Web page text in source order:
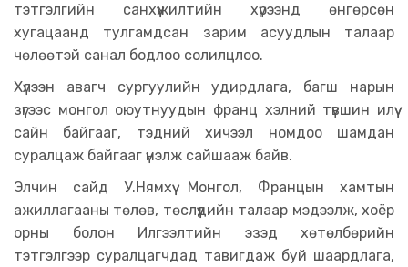
тэтгэлгийн санхүүжилтийн хүрээнд өнгөрсөн
хугацаанд тулгамдсан зарим асуудлын талаар
чөлөөтэй санал бодлоо солилцлоо.
Хүлээн авагч сургуулийн удирдлага, багш нарын
зүгээс монгол оюутнуудын франц хэлний түвшин илүү
сайн байгааг, тэдний хичээл номдоо шамдан
суралцаж байгааг үнэлж сайшааж байв.
Элчин сайд У.Нямхүү Монгол, Францын хамтын
ажиллагааны төлөв, төслүүдийн талаар мэдээлж, хоёр
орны болон Илгээлтийн эзэд хөтөлбөрийн
тэтгэлгээр суралцагчдад тавигдаж буй шаардлага,